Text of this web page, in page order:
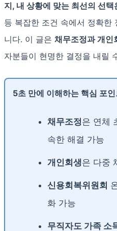
지, 내 상황에 맞는 최선의 선택
등 복잡한 조건 속에서 정확한
니다. 이 글은 채무조정과 개인
자분들이 현명한 결정을 내릴
5초 만에 이해하는 핵심 포
채무조정은 연체
속한 해결 가능
개인회생은 다중
신용회복위원회
화 가능
무직자도 가족 소